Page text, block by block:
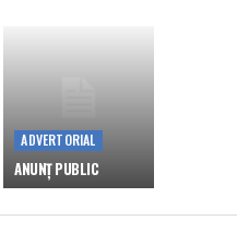
ADVERTORIAL
ANUNȚ PUBLIC